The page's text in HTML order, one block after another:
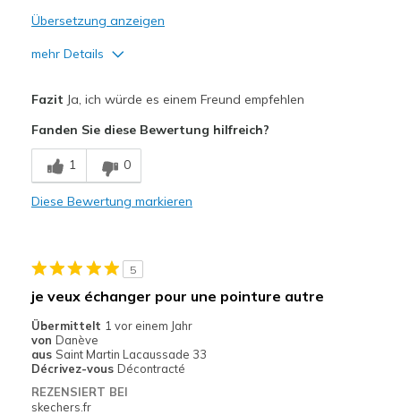
Übersetzung anzeigen
mehr Details
Breathe Well
Comfortable
Nachteile
Geeignete Verwendung
Fazit Ja, ich würde es einem Freund empfehlen
Fanden Sie diese Bewertung hilfreich?
1 0
Diese Bewertung markieren
5
je veux échanger pour une pointure autre
Übermittelt 1 vor einem Jahr
von Danève
aus Saint Martin Lacaussade 33
Décrivez-vous Décontracté
REZENSIERT BEI
skechers.fr